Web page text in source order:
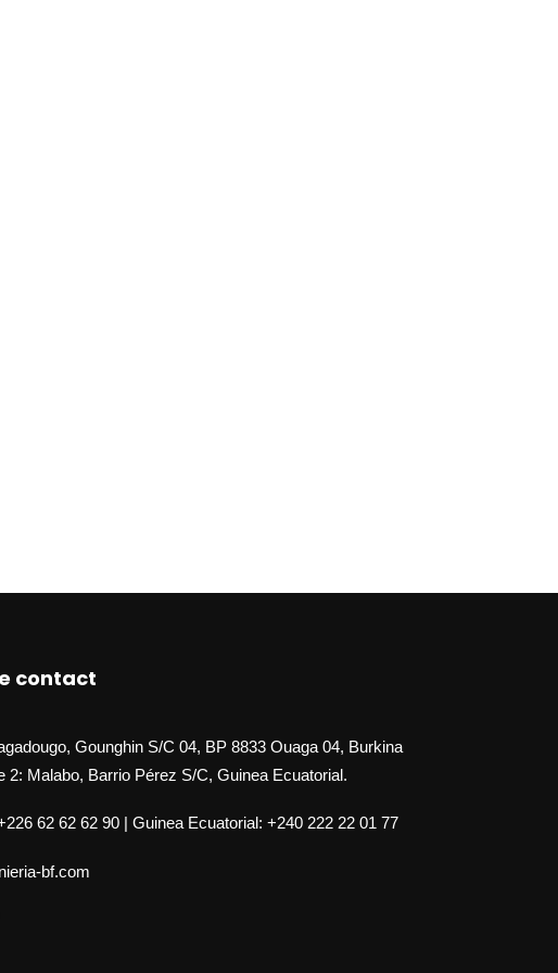
contact
Gounghin S/C 04, BP 8833 Ouaga 04, Burkina
2: Malabo, Barrio Pérez S/C, Guinea Ecuatorial.
62 62 62 90 | Guinea Ecuatorial: +240 222 22 01 77
bf.com